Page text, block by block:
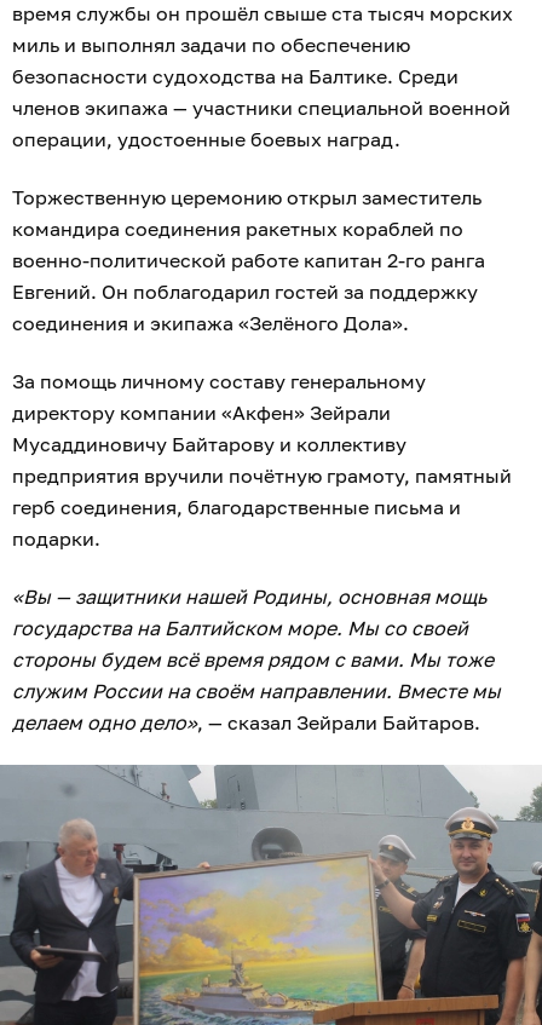
время службы он прошёл свыше ста тысяч морских
миль и выполнял задачи по обеспечению
безопасности судоходства на Балтике. Среди
членов экипажа — участники специальной военной
операции, удостоенные боевых наград.
Торжественную церемонию открыл заместитель
командира соединения ракетных кораблей по
военно-политической работе капитан 2-го ранга
Евгений. Он поблагодарил гостей за поддержку
соединения и экипажа «Зелёного Дола».
За помощь личному составу генеральному
директору компании «Акфен» Зейрали
Мусаддиновичу Байтарову и коллективу
предприятия вручили почётную грамоту, памятный
герб соединения, благодарственные письма и
подарки.
«Вы — защитники нашей Родины, основная мощь
государства на Балтийском море. Мы со своей
стороны будем всё время рядом с вами. Мы тоже
служим России на своём направлении. Вместе мы
делаем одно дело», — сказал Зейрали Байтаров.